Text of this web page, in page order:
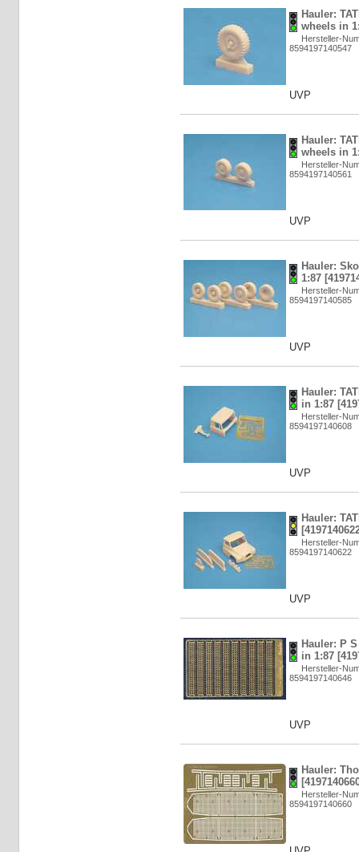
Hauler:
wheels in
Hersteller-
8594197140547
UVP
Hauler:
wheels in
Hersteller-
8594197140561
UVP
Hauler:
1:87
Hersteller-
8594197140585
UVP
Hauler:
in 1:87
Hersteller-
8594197140608
UVP
Hauler:
Hersteller-
8594197140622
UVP
Hauler: P
in 1:87
Hersteller-
8594197140646
UVP
Hauler:
Hersteller-
8594197140660